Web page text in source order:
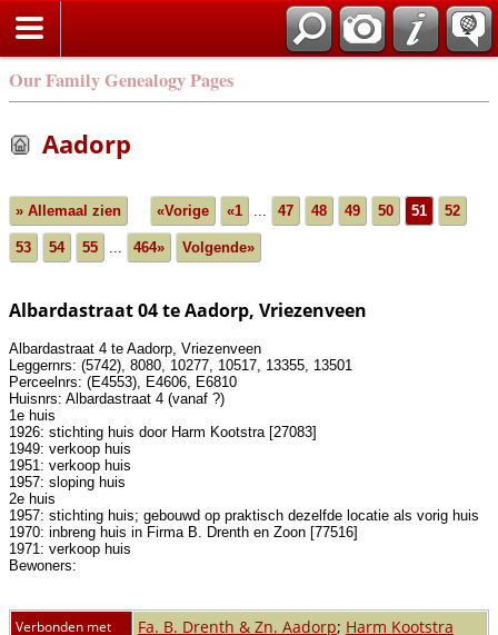
Our Family Genealogy Pages
Aadorp
» Allemaal zien «Vorige «1 ... 47 48 49 50 51 52
53 54 55 ... 464» Volgende»
Albardastraat 04 te Aadorp, Vriezenveen
Albardastraat 4 te Aadorp, Vriezenveen
Leggernrs: (5742), 8080, 10277, 10517, 13355, 13501
Perceelnrs: (E4553), E4606, E6810
Huisnrs: Albardastraat 4 (vanaf ?)
1e huis
1926: stichting huis door Harm Kootstra [27083]
1949: verkoop huis
1951: verkoop huis
1957: sloping huis
2e huis
1957: stichting huis; gebouwd op praktisch dezelfde locatie als vorig huis
1970: inbreng huis in Firma B. Drenth en Zoon [77516]
1971: verkoop huis
Bewoners:
Verbonden met Fa. B. Drenth & Zn. Aadorp; Harm Kootstra